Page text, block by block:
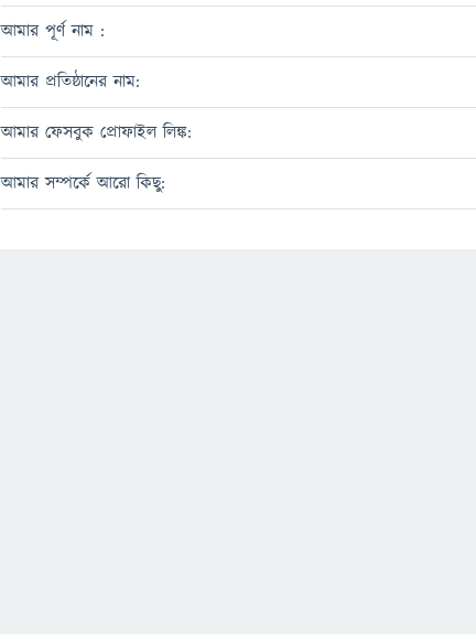
আমার পূর্ণ নাম :
আমার প্রতিষ্ঠানের নাম:
আমার ফেসবুক প্রোফাইল লিঙ্ক:
আমার সম্পর্কে আরো কিছু: